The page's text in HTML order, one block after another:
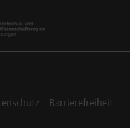
Barrierefreiheit